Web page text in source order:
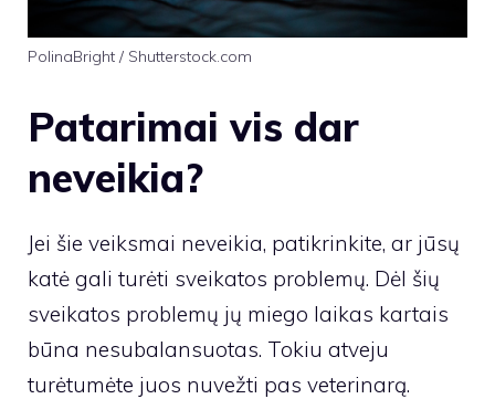
PolinaBright / Shutterstock.com
Patarimai vis dar
neveikia?
Jei šie veiksmai neveikia, patikrinkite, ar jūsų
katė gali turėti sveikatos problemų. Dėl šių
sveikatos problemų jų miego laikas kartais
būna nesubalansuotas. Tokiu atveju
turėtumėte juos nuvežti pas veterinarą.